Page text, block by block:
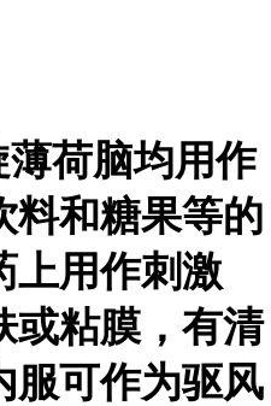
荷脑均用作
料和糖果等的
上用作刺激
或粘膜，有清
服可作为驱风